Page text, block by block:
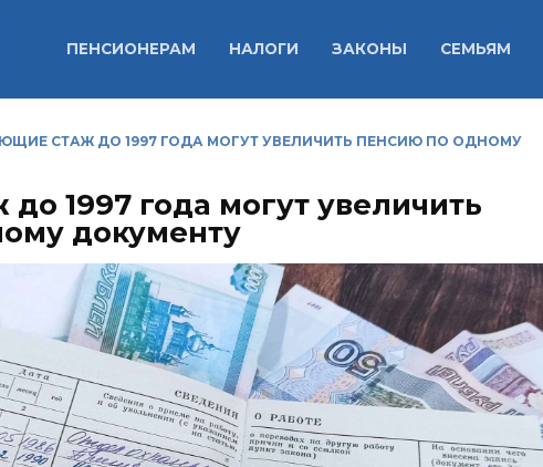
ПЕНСИОНЕРАМ НАЛОГИ ЗАКОНЫ СЕМЬЯМ
СТАЖ ДО 1997 ГОДА МОГУТ УВЕЛИЧИТЬ ПЕНСИЮ ПО ОДНОМУ
1997 года могут увеличить
документу